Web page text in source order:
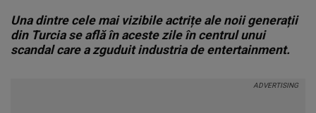
Una dintre cele mai vizibile actrițe ale noii generații
din Turcia se află în aceste zile în centrul unui
scandal care a zguduit industria de entertainment.